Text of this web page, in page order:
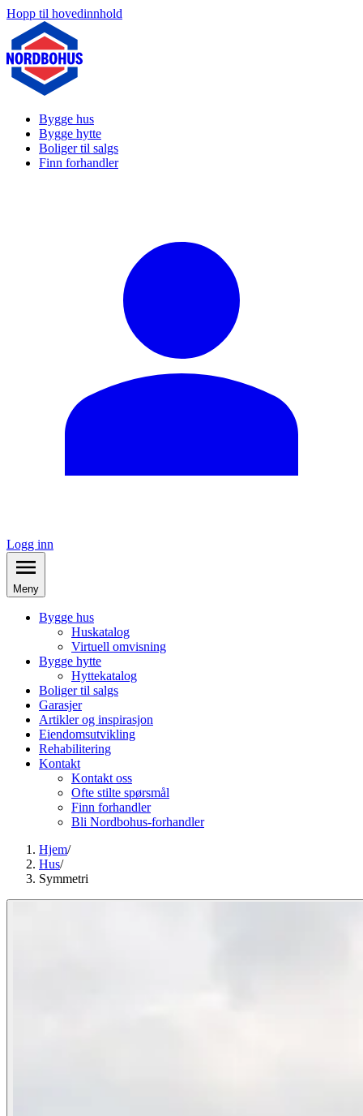
Hopp til hovedinnhold
Bygge hus
Bygge hytte
Boliger til salgs
Finn forhandler
Logg inn
Meny
Bygge hus
Huskatalog
Virtuell omvisning
Bygge hytte
Hyttekatalog
Boliger til salgs
Garasjer
Artikler og inspirasjon
Eiendomsutvikling
Rehabilitering
Kontakt
Kontakt oss
Ofte stilte spørsmål
Finn forhandler
Bli Nordbohus-forhandler
Hjem/
Hus/
Symmetri